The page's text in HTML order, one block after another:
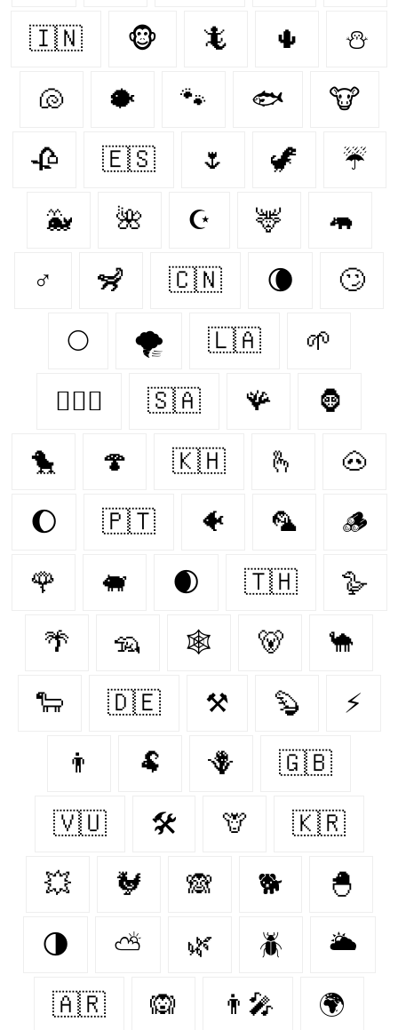
🇮🇳 🐵 🦎 🌵 ⛄
🐚 🐡 🐾 🐟 🐮
🥀 🇪🇸 🌷 🦖 ☔
🐳 🌺 ☪ 🦌 🦛
♂ 🦨 🇨🇳 🌘 🙄
🌕 🌪️ 🇱🇦 🌱
👩‍❤️‍👨 🇸🇦 🪸 🦍
🐤 🍄‍ 🇰🇭 🫰 🐽
🌔 🇵🇹 🐠 🦜 🪵
🌹 🐖 🌒 🇹🇭 🪿
🌴 🦡 🕸️ 🐻 🐪
🐑 🇩🇪 ⚒ 🦫 ⚡
👨 🐏 🪻 🇬🇧
🇻🇺 🛠 🦒 🇰🇷
💥 🐓 🙈 🐕 🐣
🌗 ⛅ 🌿 🪲 🌥️
🇦🇷 🙉 👨‍🎤 🌍